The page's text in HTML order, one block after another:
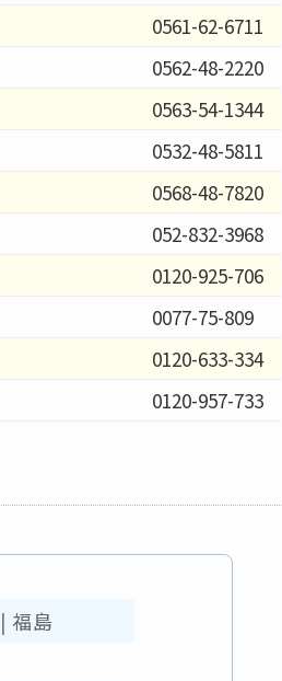
0561-62-6711
0562-48-2220
0563-54-1344
0532-48-5811
0568-48-7820
052-832-3968
0120-925-706
0077-75-809
0120-633-334
0120-957-733
| 福島